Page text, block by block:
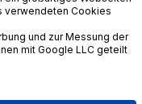
Natronlauge
verwendeten Cookies
und zur Messung der
mit Google LLC geteilt